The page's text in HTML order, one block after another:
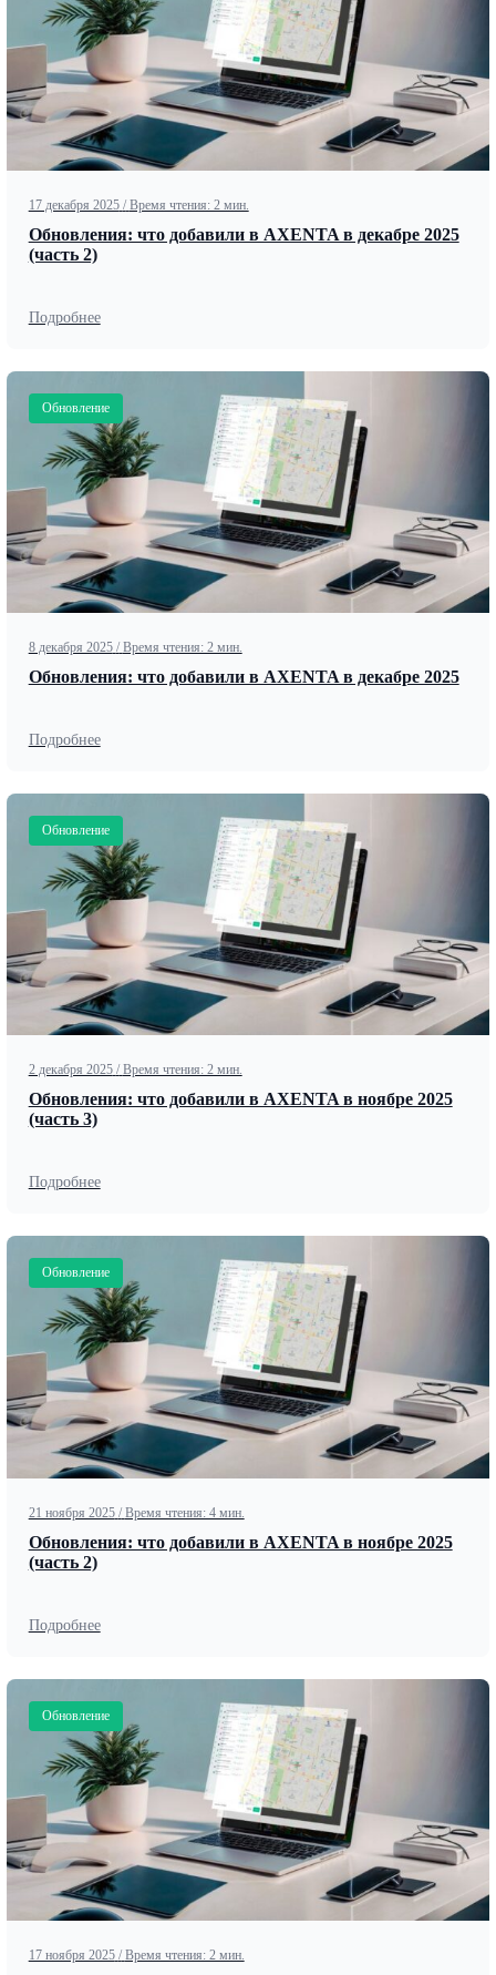
17 декабря 2025 / Время чтения: 2 мин.
Обновления: что добавили в AXENTA в декабре 2025
(часть 2)
Подробнее
Обновление
8 декабря 2025 / Время чтения: 2 мин.
Обновления: что добавили в AXENTA в декабре 2025
Подробнее
Обновление
2 декабря 2025 / Время чтения: 2 мин.
Обновления: что добавили в AXENTA в ноябре 2025
(часть 3)
Подробнее
Обновление
21 ноября 2025 / Время чтения: 4 мин.
Обновления: что добавили в AXENTA в ноябре 2025
(часть 2)
Подробнее
Обновление
17 ноября 2025 / Время чтения: 2 мин.